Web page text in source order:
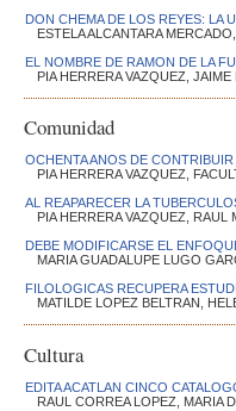
DON CHEMA DE LOS REYES: LA
ESTELA ALCANTARA
EL NOMBRE DE RAMON DE LA
PIA HERRERA VAZQUEZ,
Comunidad
OCHENTA ANOS DE
PIA HERRERA VAZQUEZ,
AL REAPARECER LA
PIA HERRERA VAZQUEZ, RAUL
DEBE MODIFICARSE EL
MARIA GUADALUPE LUGO
FILOLOGICAS RECUPERA
MATILDE LOPEZ BELTRAN,
Cultura
EDITA ACATLAN CINCO
RAUL CORREA LOPEZ, MARIA